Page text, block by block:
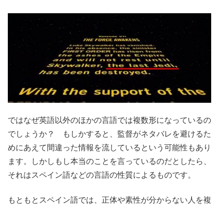
ではなぜ英語以外のほかの言語では複数形になっているの
でしょうか？ もしかすると、監督がネタバレを避けるた
めにあえて間違った情報を流しているという可能性もあり
ます。しかしもし本当のことを言っているのだとしたら、
それはスペイン語などの言語の性質によるものです。
もともとスペイン語では、正体や素性が分からない人を複